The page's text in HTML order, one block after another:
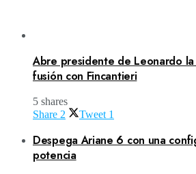
Abre presidente de Leonardo
fusión con Fincantieri
5 shares
Share 2 Tweet 1
Despega Ariane 6 con una
potencia